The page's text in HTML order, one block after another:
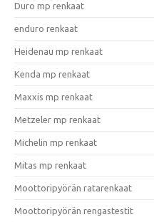
Duro mp renkaat
enduro renkaat
Heidenau mp renkaat
Kenda mp renkaat
Maxxis mp renkaat
Metzeler mp renkaat
Michelin mp renkaat
Mitas mp renkaat
Moottoripyörän ratarenkaat
Moottoripyörän rengastestit